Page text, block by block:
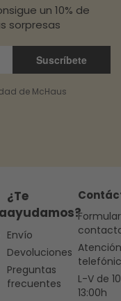
un 10% de
sorpresas
Suscríbete
de McHaus
¿Te
ayudamos?
Envío
Devoluciones
Preguntas
frecuentes
Atención
L-V de
13:00h